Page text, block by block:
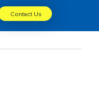
Contact Us